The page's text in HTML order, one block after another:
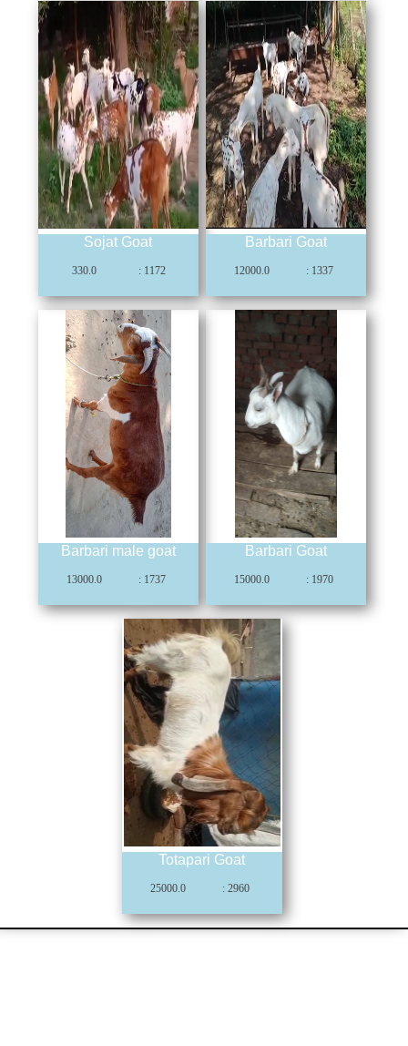
Sojat Goat
330.0 : 1172
Barbari Goat
12000.0 : 1337
Barbari male goat
13000.0 : 1737
Barbari Goat
15000.0 : 1970
Totapari Goat
25000.0 : 2960